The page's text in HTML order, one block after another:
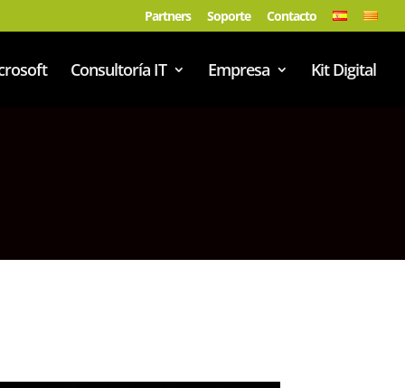
Partners Soporte Contacto
Consultoría IT Empresa Kit Digital